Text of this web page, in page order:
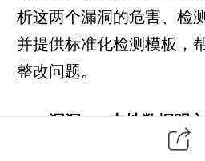
析这两个漏洞的危害、检
并提供标准化检测模板，
整改问题。
一、漏洞 1：本地数据明